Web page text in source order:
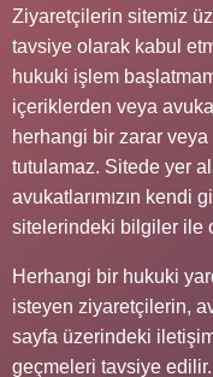
Ziyaretçilerin sitemiz
tavsiye olarak kabul
hukuki işlem
içeriklerden veya
herhangi bir zarar
tutulamaz. Sitede yer
avukatlarımızın kendi
sitelerindeki bilgiler ile
Herhangi bir hukuki
isteyen ziyaretçilerin,
sayfa üzerindeki
geçmeleri tavsiye edilir.